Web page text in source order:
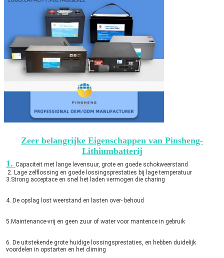
Zeer belangrijke Eigenschappen van Pinsheng-
Lithiumbatterij
1. Capaciteit met lange levensuur, grote en goede schokweerstand
2. Lage zelflossing en goede lossingsprestaties bij lage temperatuur
3.Strong acceptace en snel het laden vermogen die charing
4. De opslag lost weerstand en lasten over- behoud
5.Maintenance-vrij en geen zuur of water voor mantence in gebruik
6. De uitstekende grote huidige lossingsprestaties, en hebben duidelijk
voordelen in opstarten en het climing